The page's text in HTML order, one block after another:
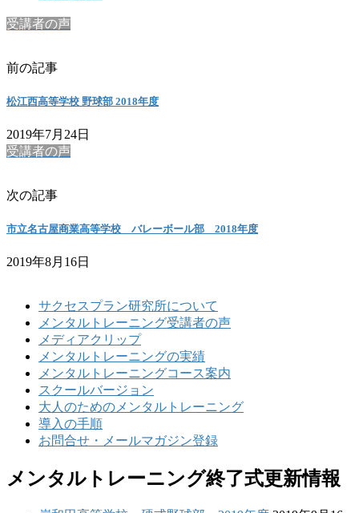
受講者の声
前の記事
松江西高等学校 野球部 2018年度
2019年7月24日
受講者の声
次の記事
市立名古屋商業高等学校 バレーボール部 2018年度
2019年8月16日
サクセスプラン研究所について
メンタルトレーニング受講者の声
メディアクリップ
メンタルトレーニングの実績
メンタルトレーニングコース案内
スクールバージョン
大人のためのメンタルトレーニング
導入の手順
お問合せ・メールマガジン登録
メンタルトレーニング終了式更新情報